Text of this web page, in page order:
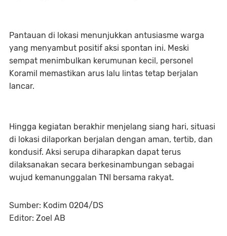
Pantauan di lokasi menunjukkan antusiasme warga
yang menyambut positif aksi spontan ini. Meski
sempat menimbulkan kerumunan kecil, personel
Koramil memastikan arus lalu lintas tetap berjalan
lancar.
Hingga kegiatan berakhir menjelang siang hari, situasi
di lokasi dilaporkan berjalan dengan aman, tertib, dan
kondusif. Aksi serupa diharapkan dapat terus
dilaksanakan secara berkesinambungan sebagai
wujud kemanunggalan TNI bersama rakyat.
Sumber: Kodim 0204/DS
Editor: Zoel AB